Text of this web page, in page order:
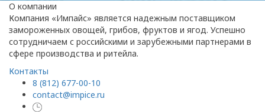
О компании
Компания «Импайс» является надежным поставщиком
замороженных овощей, грибов, фруктов и ягод. Успешно
сотрудничаем с российскими и зарубежными партнерами в
сфере производства и ритейла.
Контакты
8 (812) 677-00-10
contact@impice.ru